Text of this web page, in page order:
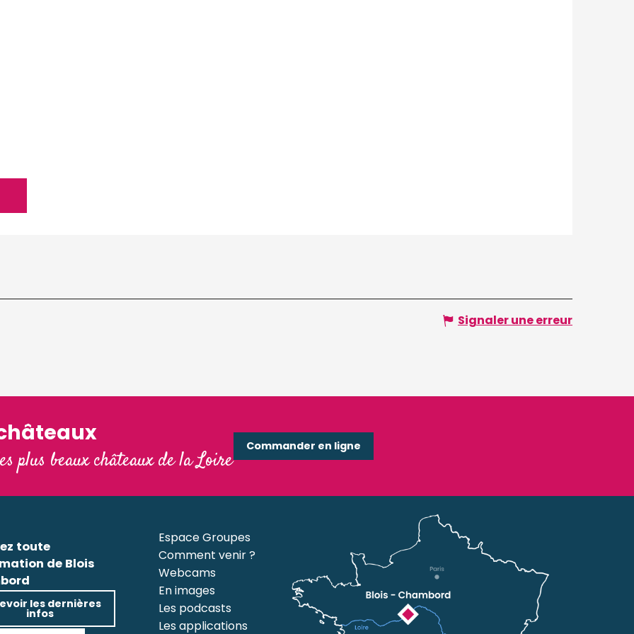
Signaler une erreur
plus beaux châteaux de la Loire
Commander en ligne
toute
de Blois
les dernières
infos
Espace Groupes
Comment venir ?
Webcams
En images
Les podcasts
Les applications